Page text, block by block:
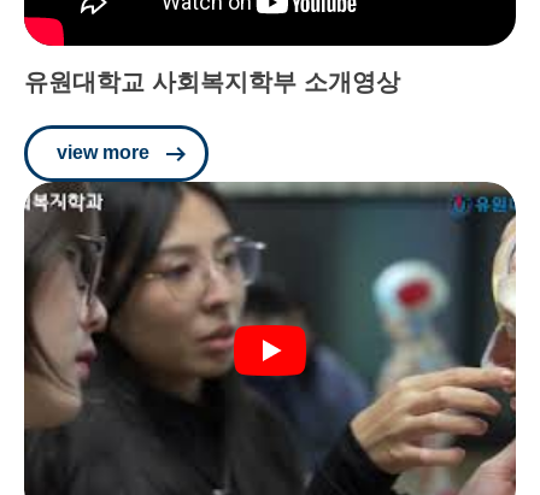
유원대학교 사회복지학부 소개영상
view more